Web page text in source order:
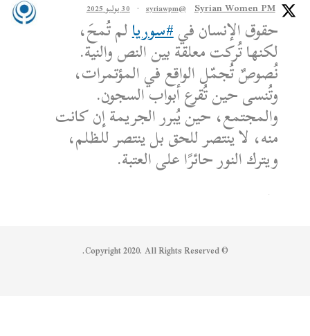
Syrian Women PM
@syriawpm
· 30 يوليو 2025
حقوق الإنسان في#سوريالم تُمحَ،
لكنها تُركت معلقة بين النص والنية.
نُصوصٌ تُجمّل الواقع في المؤتمرات،
وتُنسى حين تُقرع أبواب السجون.
والمجتمع، حين يُبرر الجريمة إن كانت
منه، لا ينتصر للحق بل ينتصر للظلم،
ويترك النور حائرًا على العتبة.
الكاتب: محمد الشماع
© Copyright 2020. All Rights Reserved.